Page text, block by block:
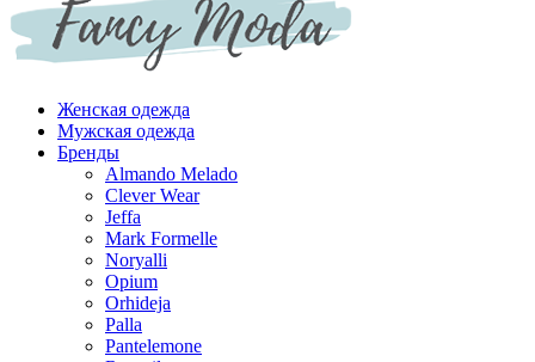
Женская одежда
Мужская одежда
Бренды
Almando Melado
Clever Wear
Jeffa
Mark Formelle
Noryalli
Opium
Orhideja
Palla
Pantelemone